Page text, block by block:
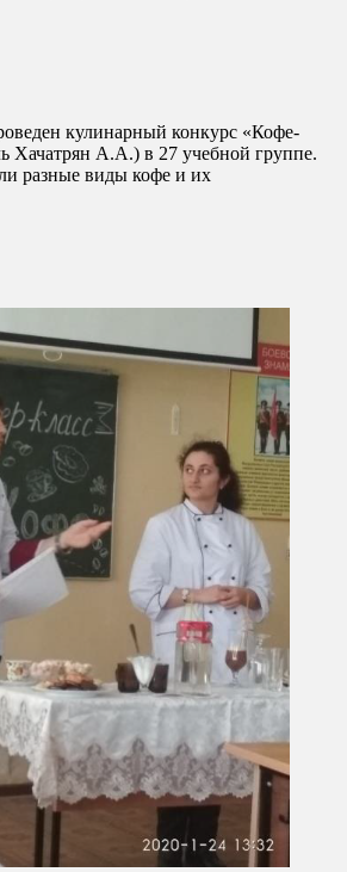
кулинарный конкурс «Кофе-
Хачатрян А.А.) в 27 учебной группе.
разные виды кофе и их